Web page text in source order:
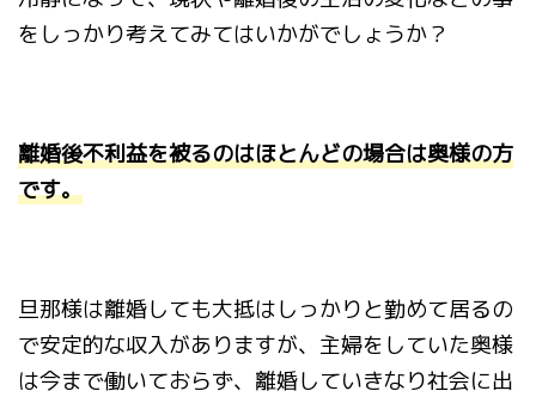
をしっかり考えてみてはいかがでしょうか？
離婚後不利益を被るのはほとんどの場合は奥様の方
です。
旦那様は離婚しても大抵はしっかりと勤めて居るの
で安定的な収入がありますが、主婦をしていた奥様
は今まで働いておらず、離婚していきなり社会に出